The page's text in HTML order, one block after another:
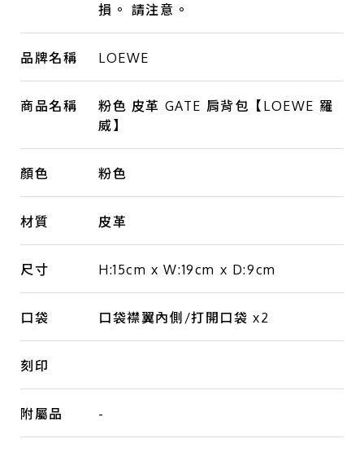
損。 請注意。
品牌名稱 LOEWE
商品名稱
粉色 皮革 GATE 肩背包【LOEWE 羅
威】
顏色 粉色
材質 皮革
尺寸 H:15cm x W:19cm x D:9cm
口袋 口袋襟翼內側/打開口袋 x2
刻印
附屬品 -